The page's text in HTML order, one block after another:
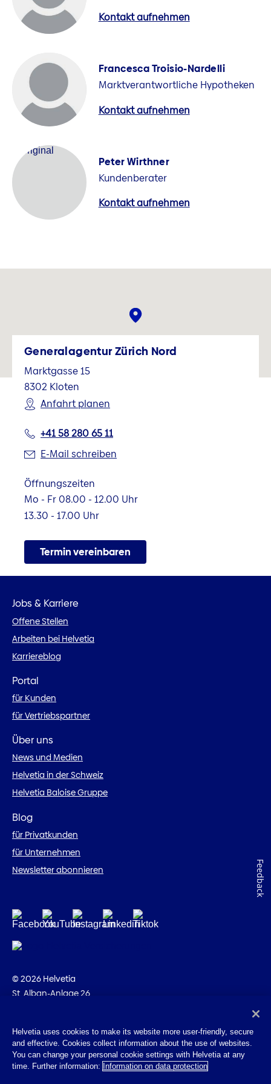
Kontakt aufnehmen
Francesca Troisio-Nardelli
Marktverantwortliche Hypotheken
Kontakt aufnehmen
Peter Wirthner
Kundenberater
Kontakt aufnehmen
Generalagentur Zürich Nord
Marktgasse 15
8302 Kloten
Anfahrt planen
+41 58 280 65 11
E-Mail schreiben
Öffnungszeiten
Mo - Fr 08.00 - 12.00 Uhr
13.30 - 17.00 Uhr
Termin vereinbaren
Jobs & Karriere
Offene Stellen
Arbeiten bei Helvetia
Karriereblog
Portal
für Kunden
für Vertriebspartner
Über uns
News und Medien
Helvetia in der Schweiz
Helvetia Baloise Gruppe
Blog
für Privatkunden
für Unternehmen
Newsletter abonnieren
© 2026 Helvetia
St. Alban-Anlage 26
Impressum
Rechtliche Hinweise
Helvetia uses cookies to make its website more user-friendly, secure
and effective. Cookies collect information about the use of websites.
You can change your personal cookie settings with Helvetia at any
time. Further information: Information on data protection
Feedback